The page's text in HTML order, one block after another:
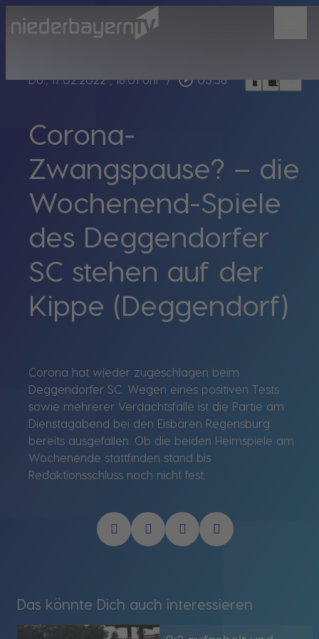
Do., 17.02.2022, 18:01 Uhr / play_circle_outline 03:58 headphoneschrome_reader_modebookmark_border
Corona-
Zwangspause? – die
Wochenend-Spiele
des Deggendorfer
SC stehen auf der
Kippe (Deggendorf)
Corona hat wieder zugeschlagen beim
Deggendorfer SC. Wegen eines positiven Tests
sowie mehrerer Verdachtsfälle ist die Partie am
Dienstagabend bei den Eisbären Regensburg
bereits ausgefallen. Ob die beiden Heimspiele am
Wochenende stattfinden stand bis
Redaktionsschluss noch nicht fest.
Das könnte Dich auch interessieren